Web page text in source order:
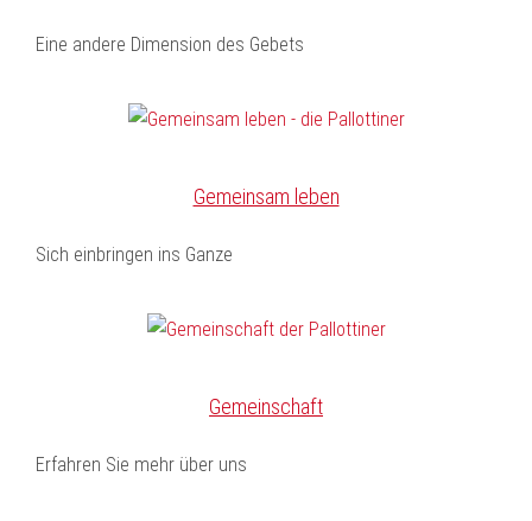
Eine andere Dimension des Gebets
Gemeinsam leben
Sich einbringen ins Ganze
Gemeinschaft
Erfahren Sie mehr über uns